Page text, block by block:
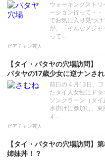
ウォーキングスト
ーション行って・
でお気に入り見つ
が、「そんなメジャ
って…
ビアチャン芸人
【タイ・パタヤの穴場訪問
パタヤの17歳少女に逆ナンさ
前日の４月13日、
たタイ人女性にドタ
ソンクラーン（タ
水掛けに参加し、東
す…
ビアチャン芸人
【タイ・パタヤの穴場訪問】
姉妹丼！？